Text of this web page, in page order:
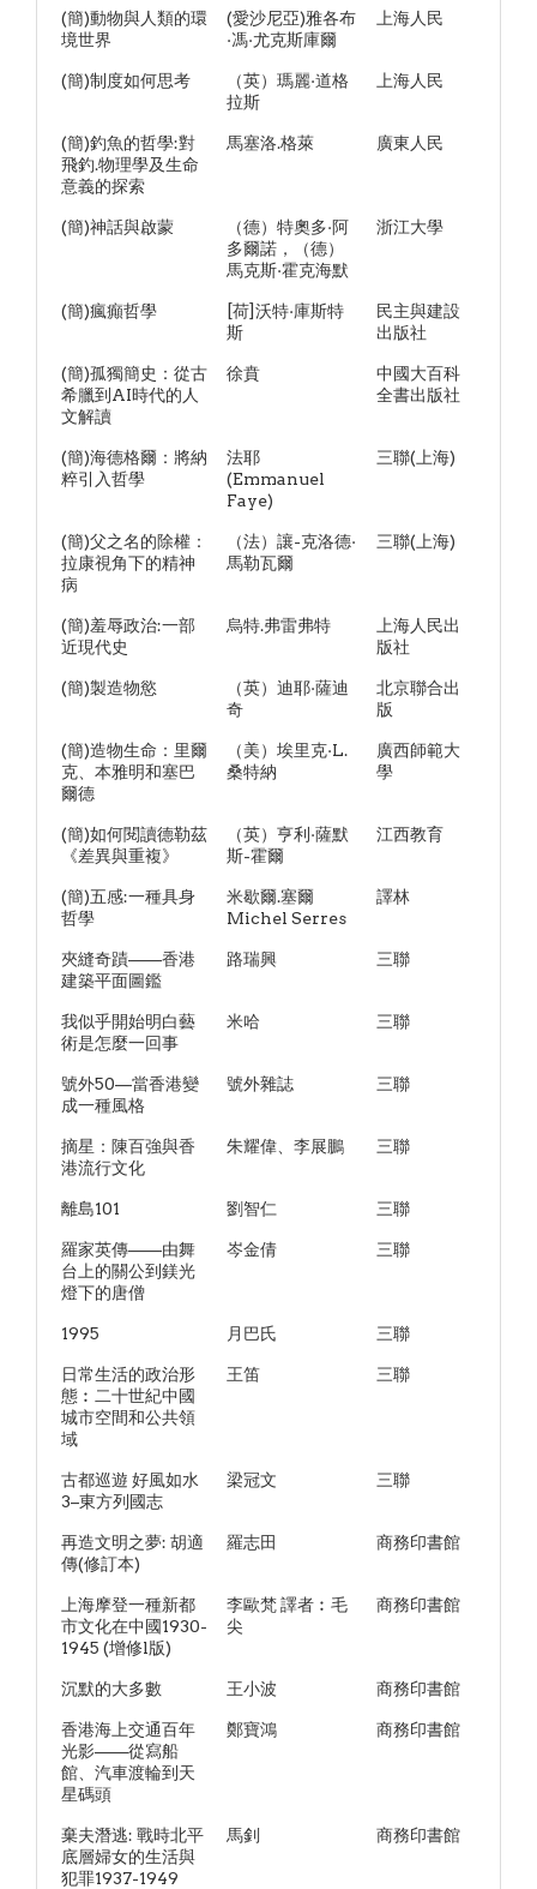
(簡)動物與人類的環
境世界
(愛沙尼亞)雅各布
·馮·尤克斯庫爾
上海人民
(簡)制度如何思考
（英）瑪麗·道格
拉斯
上海人民
(簡)釣魚的哲學:對
飛釣.物理學及生命
意義的探索
馬塞洛.格萊 廣東人民
(簡)神話與啟蒙
（德）特奧多·阿
多爾諾，（德）
馬克斯·霍克海默
浙江大學
(簡)瘋癲哲學
[荷]沃特·庫斯特
斯
民主與建設
出版社
(簡)孤獨簡史：從古
希臘到AI時代的人
文解讀
徐賁
中國大百科
全書出版社
(簡)海德格爾：將納
粹引入哲學
法耶
(Emmanuel
Faye)
三聯(上海)
(簡)父之名的除權：
拉康視角下的精神
病
（法）讓-克洛德·
馬勒瓦爾
三聯(上海)
(簡)羞辱政治:一部
近現代史
烏特.弗雷弗特
上海人民出
版社
(簡)製造物慾
（英）迪耶·薩迪
奇
北京聯合出
版
(簡)造物生命：里爾
克、本雅明和塞巴
爾德
（美）埃里克·L.
桑特納
廣西師範大
學
(簡)如何閱讀德勒茲
《差異與重複》
（英）亨利·薩默
斯-霍爾
江西教育
(簡)五感:一種具身
哲學
米歇爾.塞爾
Michel Serres
譯林
夾縫奇蹟——香港
建築平面圖鑑
路瑞興 三聯
我似乎開始明白藝
術是怎麼一回事
米哈 三聯
號外50—當香港變
成一種風格
號外雜誌 三聯
摘星：陳百強與香
港流行文化
朱耀偉、李展鵬 三聯
離島101 劉智仁 三聯
羅家英傳——由舞
台上的關公到鎂光
燈下的唐僧
岑金倩 三聯
1995 月巴氏 三聯
日常生活的政治形
態︰二十世紀中國
城市空間和公共領
域
王笛 三聯
古都巡遊 好風如水
3–東方列國志
梁冠文 三聯
再造文明之夢: 胡適
傳(修訂本)
羅志田 商務印書館
上海摩登一種新都
市文化在中國1930-
1945 (增修l版)
李歐梵 譯者︰毛
尖
商務印書館
沉默的大多數 王小波 商務印書館
香港海上交通百年
光影——從寫船
館、汽車渡輪到天
星碼頭
鄭寶鴻 商務印書館
棄夫潛逃: 戰時北平
底層婦女的生活與
犯罪1937-1949
馬釗 商務印書館